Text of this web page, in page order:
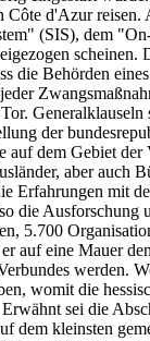
d'Azur
(SIS), dem
Behörden
der
dem Gebiet
aber auch
Erfahrungen mit
die Ausforschung
5.700
eine Mauer
werden.
womit die
sei die
kleinsten